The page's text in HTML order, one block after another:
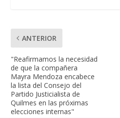
ANTERIOR
"Reafirmamos la necesidad
de que la compañera
Mayra Mendoza encabece
la lista del Consejo del
Partido Justicialista de
Quilmes en las próximas
elecciones internas"